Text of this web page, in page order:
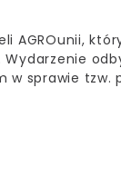
AGROunii,
w sprawie